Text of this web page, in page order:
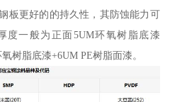
板更好的的持久性，其防蚀能力可
度一般为正面5UM环氧树脂底漆
树脂底漆+6UM PE树脂面漆。